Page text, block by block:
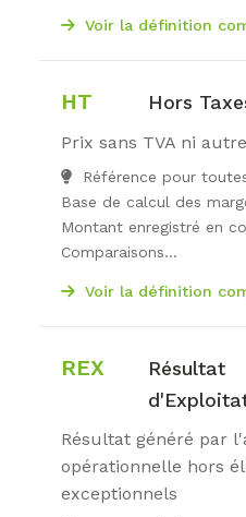
Voir la définition
HT Hors
Prix sans TVA ni
Référence pour
Base de calcul des
Montant enregistré en
Comparaisons...
Voir la définition
REX
Résultat
Résultat généré par
opérationnelle hors
exceptionnels